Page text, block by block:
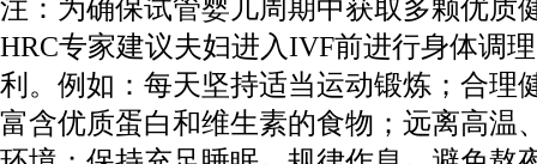
注：为确保试管婴儿周期中获取多颗优质
HRC专家建议夫妇进入IVF前进行身体调
利。例如：每天坚持适当运动锻炼；合理
富含优质蛋白和维生素的食物；远离高温